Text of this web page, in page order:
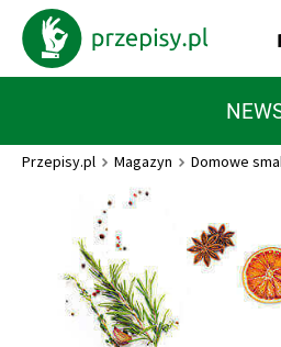
Przepisy.pl Magazyn Domowe